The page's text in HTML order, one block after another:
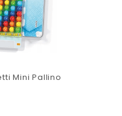
Mini Pallino